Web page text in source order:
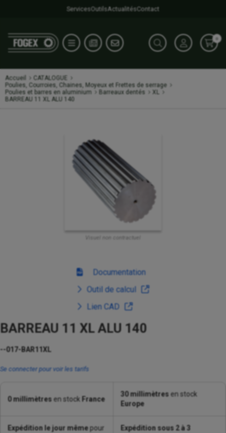
ServicesOutilsActualitésContact
0
Accueil
CATALOGUE
Poulies, Courroies, Chaines, Moyeux et Frettes de serrage
Poulies et barres en aluminium
Barreaux dentés
XL
BARREAU 11 XL ALU 140
Visuel non contractuel
Documentation
Outil de calcul
Lien CAD
BARREAU 11 XL ALU 140
--017-BAR11XL
Se connecter pour voir les tarifs
0 millimètresen stock France
30 millimètresen stock
Europe
Expédition le jour mêmepour
Expédition sous 2 à 3